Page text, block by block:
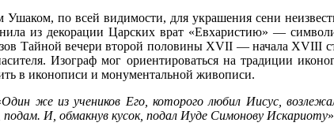
по всей видимости, для украшения сени
из декорации Царских врат «Евхаристию» —
Тайной вечери второй половины XVII — начала XVIII
Изограф мог ориентироваться на традиции
в иконописи и монументальной живописи.
Один же из учеников Его, которого любил Иисус,
И, обмакнув кусок, подал Иуде Симонову Искариоту